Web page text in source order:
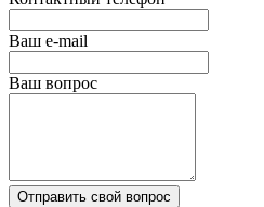
Ваш e-mail
Ваш вопрос
Отправить свой вопрос